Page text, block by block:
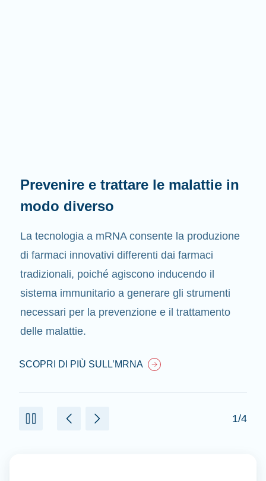
Prevenire e trattare le malattie in
modo diverso
La tecnologia a mRNA consente la produzione
di farmaci innovativi differenti dai farmaci
tradizionali, poiché agiscono inducendo il
sistema immunitario a generare gli strumenti
necessari per la prevenzione e il trattamento
delle malattie.
SCOPRI DI PIÙ SULL’MRNA
1/4